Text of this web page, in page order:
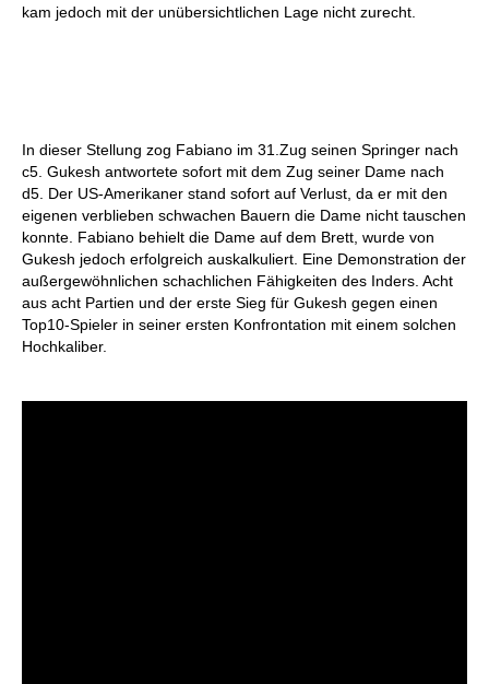
kam jedoch mit der unübersichtlichen Lage nicht zurecht.
In dieser Stellung zog Fabiano im 31.Zug seinen Springer nach
c5. Gukesh antwortete sofort mit dem Zug seiner Dame nach
d5. Der US-Amerikaner stand sofort auf Verlust, da er mit den
eigenen verblieben schwachen Bauern die Dame nicht tauschen
konnte. Fabiano behielt die Dame auf dem Brett, wurde von
Gukesh jedoch erfolgreich auskalkuliert. Eine Demonstration der
außergewöhnlichen schachlichen Fähigkeiten des Inders. Acht
aus acht Partien und der erste Sieg für Gukesh gegen einen
Top10-Spieler in seiner ersten Konfrontation mit einem solchen
Hochkaliber.